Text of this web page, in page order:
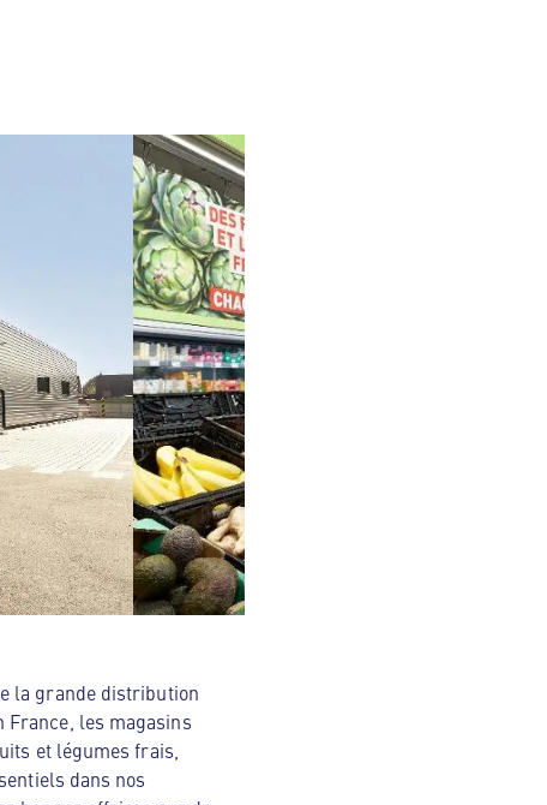
la grande distribution
France, les magasins
et légumes frais,
dans nos